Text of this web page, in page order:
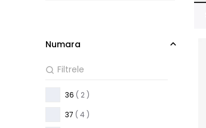
Numara
36 ( 2 )
37 ( 4 )